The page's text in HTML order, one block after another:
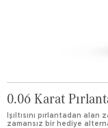
0.06 Karat
Işıltısını pırlantadan
zamansız bir hediye